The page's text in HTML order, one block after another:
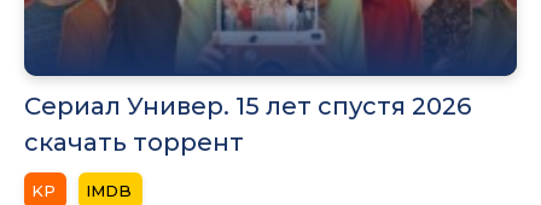
Сериал Универ. 15 лет спустя 2026
скачать торрент